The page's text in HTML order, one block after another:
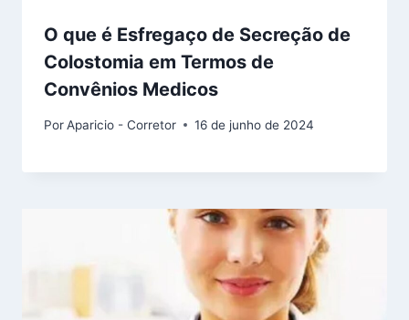
O que é Esfregaço de Secreção de
Colostomia em Termos de
Convênios Medicos
PorAparicio - Corretor 16 de junho de 2024